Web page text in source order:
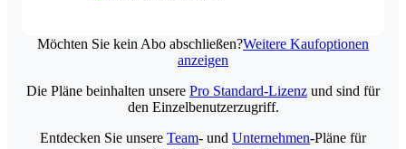
Möchten Sie kein Abo abschließen?Weitere Kaufoptionen
anzeigen
Die Pläne beinhalten unsere Pro Standard-Lizenz und sind für
den Einzelbenutzerzugriff.
Entdecken Sie unsere Team- und Unternehmen-Pläne für